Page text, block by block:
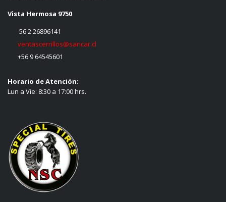
Vista Hermosa 9750
56 2 26896141
ventascerrillos@sancar.cl
+56 9 64545601
Horario de Atención:
Lun a Vie: 8:30 a 17:00 hrs.